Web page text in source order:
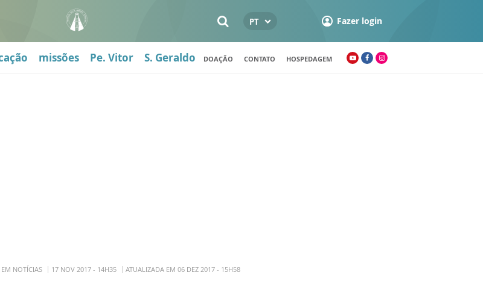
PT Fazer login
missões Pe. Vitor S. Geraldo DOAÇÃO CONTATO HOSPEDAGEM
EM NOTÍCIAS 17 NOV 2017 - 14H35 ATUALIZADA EM 06 DEZ 2017 - 15H58